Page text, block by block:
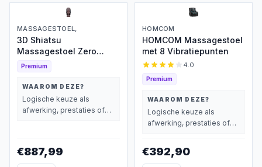
MASSAGESTOEL,
3D Shiatsu
Massagestoel Zero
Gravity
Premium
WAAROM DEZE?
Logische keuze als
afwerking, prestaties of
€887,99
HOMCOM
HOMCOM Massagestoel
met 8 Vibratiepunten
4.0
Premium
WAAROM DEZE?
Logische keuze als
afwerking, prestaties of
€392,90